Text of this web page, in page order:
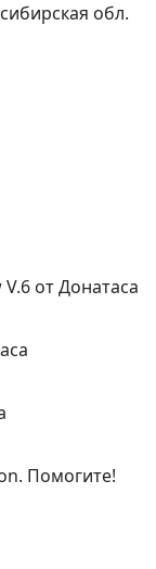
обл.
от Донатаса
Помогите!